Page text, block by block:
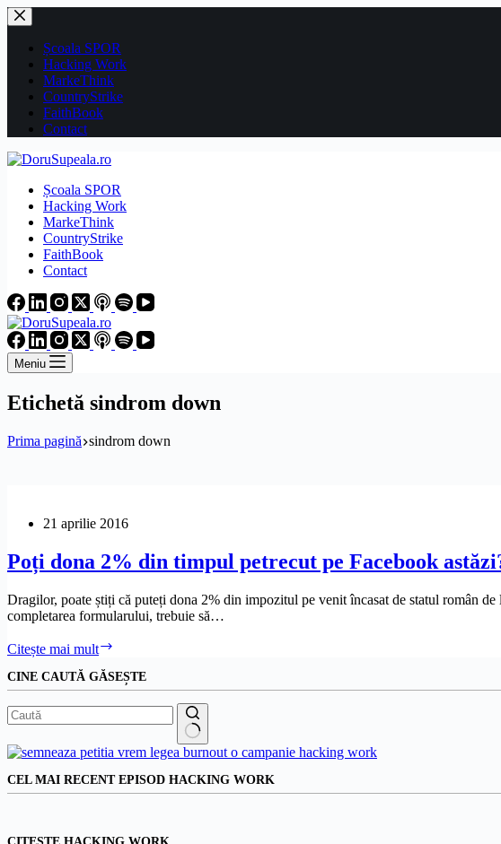
Sari
la
conținutȘcoala SPOR
Hacking Work
MarkeThink
CountryStrike
FaithBook
Contact
Școala SPOR
Hacking Work
MarkeThink
CountryStrike
FaithBook
Contact
Meniu
Etichetă sindrom down
Prima pagină sindrom down
21 aprilie 2016
Poți dona 2% din timpul petrecut pe Facebook
Dragilor, poate știți că puteți dona 2% din impozitul pe venit încasat de statul român
completarea formularului, trebuie să…
Citește mai mult
2%
din
timpul
petrecut
Facebook
astăzi?
CINE CAUTĂ GĂSEȘTE
Niciun
CEL MAI RECENT EPISOD HACKING WORK